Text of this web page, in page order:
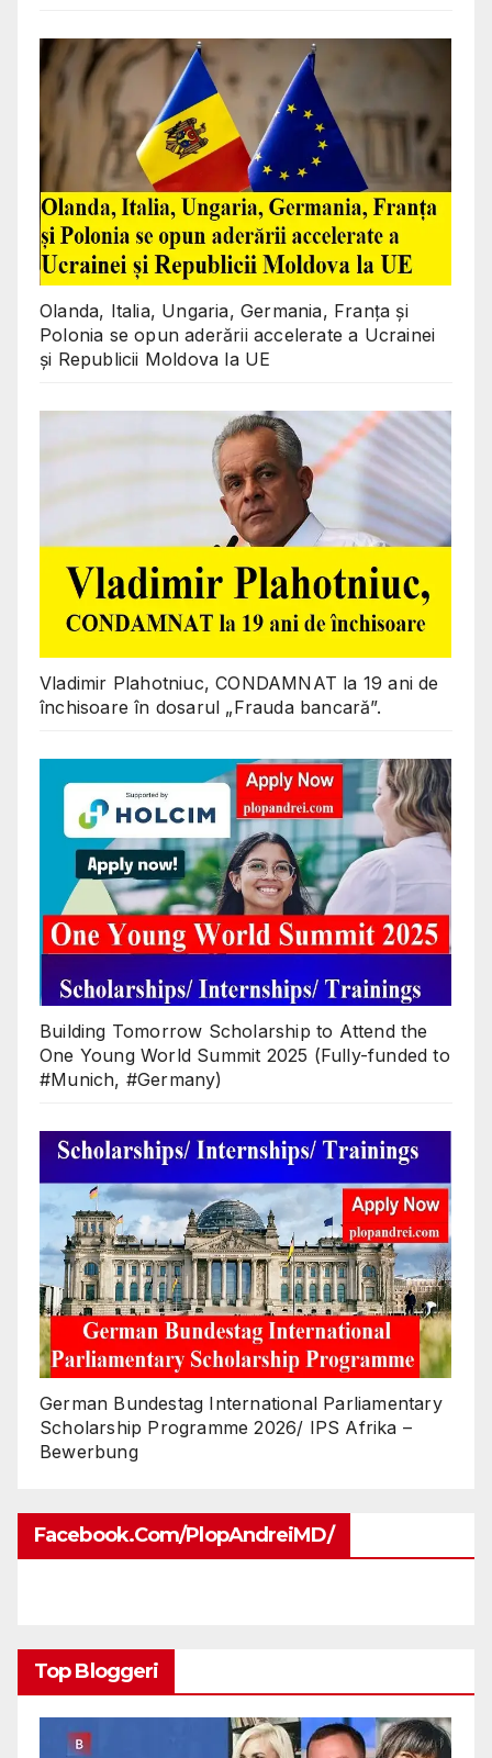
Olanda, Italia, Ungaria, Germania, Franța și
Polonia se opun aderării accelerate a Ucrainei
și Republicii Moldova la UE
Vladimir Plahotniuc, CONDAMNAT la 19 ani de
închisoare în dosarul „Frauda bancară”.
Building Tomorrow Scholarship to Attend the
One Young World Summit 2025 (Fully-funded to
#Munich, #Germany)
German Bundestag International Parliamentary
Scholarship Programme 2026/ IPS Afrika –
Bewerbung
Facebook.com/PlopAndreiMD/
Top Bloggeri